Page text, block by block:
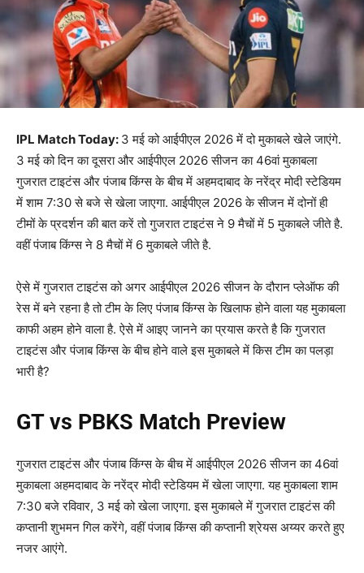
IPL Match Today: 3 मई को आईपीएल 2026 में दो मुकाबले खेले जाएंगे.
3 मई को दिन का दूसरा और आईपीएल 2026 सीजन का 46वां मुकाबला
गुजरात टाइटंस और पंजाब किंग्स के बीच में अहमदाबाद के नरेंद्र मोदी स्टेडियम
में शाम 7:30 से बजे से खेला जाएगा. आईपीएल 2026 के सीजन में दोनों ही
टीमों के प्रदर्शन की बात करें तो गुजरात टाइटंस ने 9 मैचों में 5 मुकाबले जीते है.
वहीं पंजाब किंग्स ने 8 मैचों में 6 मुकाबले जीते है.
ऐसे में गुजरात टाइटंस को अगर आईपीएल 2026 सीजन के दौरान प्लेऑफ की
रेस में बने रहना है तो टीम के लिए पंजाब किंग्स के खिलाफ होने वाला यह मुकाबला
काफी अहम होने वाला है. ऐसे में आइए जानने का प्रयास करते है कि गुजरात
टाइटंस और पंजाब किंग्स के बीच होने वाले इस मुकाबले में किस टीम का पलड़ा
भारी है?
GT vs PBKS Match Preview
गुजरात टाइटंस और पंजाब किंग्स के बीच में आईपीएल 2026 सीजन का 46वां
मुकाबला अहमदाबाद के नरेंद्र मोदी स्टेडियम में खेला जाएगा. यह मुकाबला शाम
7:30 बजे रविवार, 3 मई को खेला जाएगा. इस मुकाबले में गुजरात टाइटंस की
कप्तानी शुभमन गिल करेंगे, वहीं पंजाब किंग्स की कप्तानी श्रेयस अय्यर करते हुए
नजर आएंगे.